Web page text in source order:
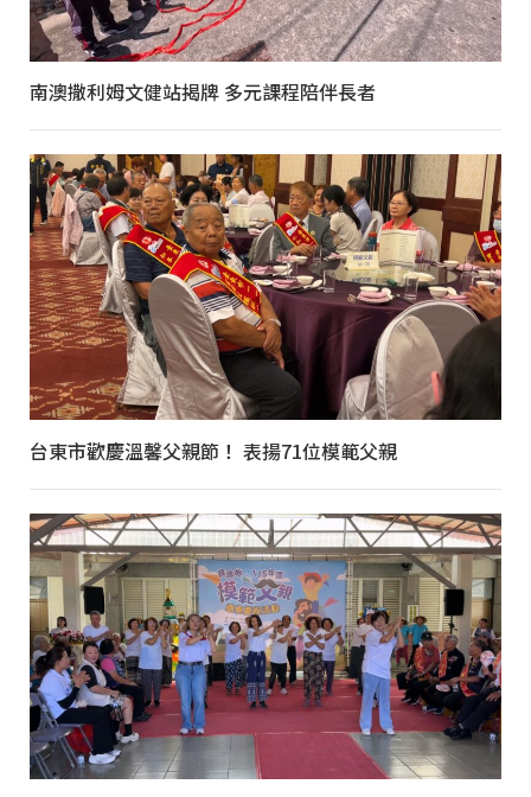
南澳撒利姆文健站揭牌 多元課程陪伴長者
台東市歡慶溫馨父親節！ 表揚71位模範父親